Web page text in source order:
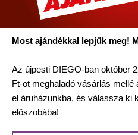
Most ajándékkal lepjük meg!
Az újpesti DIEGO-ban október
Ft-ot meghaladó vásárlás mellé
el áruházunkba, és válassza ki
előszobába!